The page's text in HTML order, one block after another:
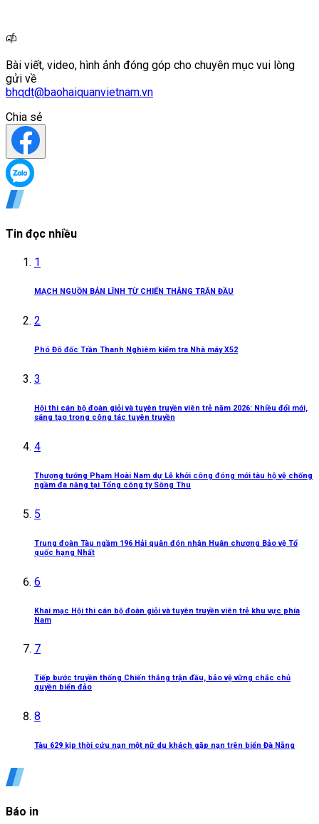
Bài viết, video, hình ảnh đóng góp cho chuyên mục vui lòng
gửi về
bhqdt@baohaiquanvietnam.vn
Chia sẻ
Tin đọc nhiều
1
MẠCH NGUỒN BẢN LĨNH TỪ CHIẾN THẮNG TRẬN ĐẦU
2
Phó Đô đốc Trần Thanh Nghiêm kiểm tra Nhà máy X52
3
Hội thi cán bộ đoàn giỏi và tuyên truyền viên trẻ năm 2026: Nhiều đổi mới,
sáng tạo trong công tác tuyên truyền
4
Thượng tướng Phạm Hoài Nam dự Lễ khởi công đóng mới tàu hộ vệ chống
ngầm đa năng tại Tổng công ty Sông Thu
5
Trung đoàn Tàu ngầm 196 Hải quân đón nhận Huân chương Bảo vệ Tổ
quốc hạng Nhất
6
Khai mạc Hội thi cán bộ đoàn giỏi và tuyên truyền viên trẻ khu vực phía
Nam
7
Tiếp bước truyền thống Chiến thắng trận đầu, bảo vệ vững chắc chủ
quyền biển đảo
8
Tàu 629 kịp thời cứu nạn một nữ du khách gặp nạn trên biển Đà Nẵng
Báo in